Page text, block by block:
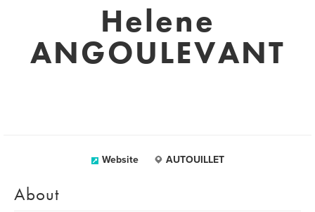
Helene
ANGOULEVANT
Website AUTOUILLET
About